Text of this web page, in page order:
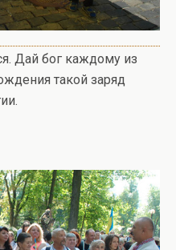
Дай бог каждому из
такой заряд